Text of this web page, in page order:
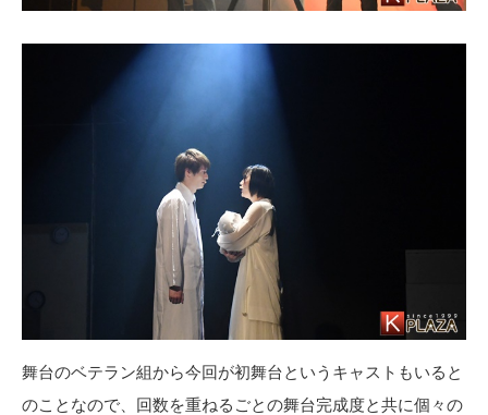
舞台のベテラン組から今回が初舞台というキャストもいると
のことなので、回数を重ねるごとの舞台完成度と共に個々の